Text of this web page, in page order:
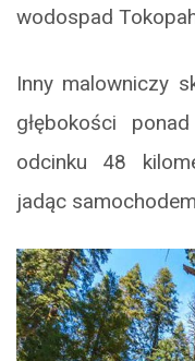
wodospad
Inny malowniczy
głębokości
odcinku 48
jadąc